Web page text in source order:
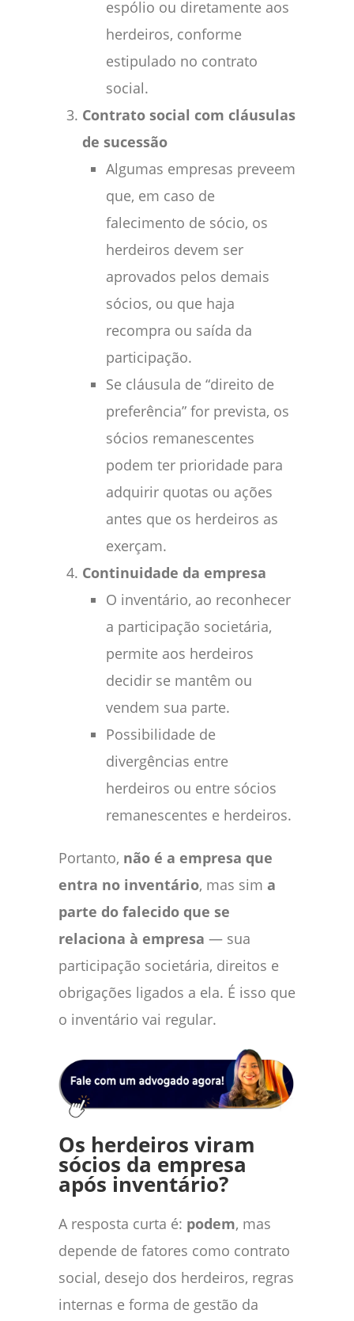
espólio ou diretamente aos
herdeiros, conforme
estipulado no contrato
social.
Contrato social com cláusulas
de sucessão
Algumas empresas preveem
que, em caso de
falecimento de sócio, os
herdeiros devem ser
aprovados pelos demais
sócios, ou que haja
recompra ou saída da
participação.
Se cláusula de “direito de
preferência” for prevista, os
sócios remanescentes
podem ter prioridade para
adquirir quotas ou ações
antes que os herdeiros as
exerçam.
Continuidade da empresa
O inventário, ao reconhecer
a participação societária,
permite aos herdeiros
decidir se mantêm ou
vendem sua parte.
Possibilidade de
divergências entre
herdeiros ou entre sócios
remanescentes e herdeiros.
Portanto, não é a empresa que
entra no inventário, mas sim a
parte do falecido que se
relaciona à empresa — sua
participação societária, direitos e
obrigações ligados a ela. É isso que
o inventário vai regular.
Os herdeiros viram
sócios da empresa
após inventário?
A resposta curta é: podem, mas
depende de fatores como contrato
social, desejo dos herdeiros, regras
internas e forma de gestão da